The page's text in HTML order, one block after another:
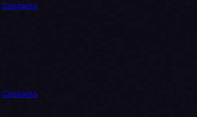
Contacto
Contacto